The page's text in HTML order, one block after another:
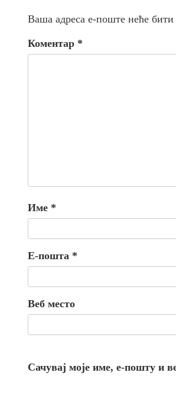
Ваша адреса е-поште неће бити
Коментар *
Име *
Е-пошта *
Веб место
Сачувај моје име, е-пошту и